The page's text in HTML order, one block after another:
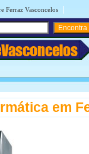
Ferraz Vasconcelos |
em